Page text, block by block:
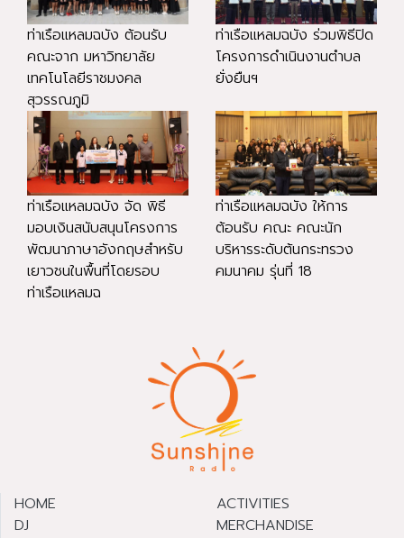
ท่าเรือแหลมฉบัง ต้อนรับ
คณะจาก มหาวิทยาลัย
เทคโนโลยีราชมงคล
สุวรรณภูมิ
ท่าเรือแหลมฉบัง ร่วมพิธีปิด
โครงการดำเนินงานตำบล
ยั่งยืนฯ
ท่าเรือแหลมฉบัง จัด พิธี
มอบเงินสนับสนุนโครงการ
พัฒนาภาษาอังกฤษสำหรับ
เยาวชนในพื้นที่โดยรอบ
ท่าเรือแหลมฉ
ท่าเรือแหลมฉบัง ให้การ
ต้อนรับ คณะ คณะนัก
บริหารระดับต้นกระทรวง
คมนาคม รุ่นที่ 18
HOME
DJ
ACTIVITIES
MERCHANDISE